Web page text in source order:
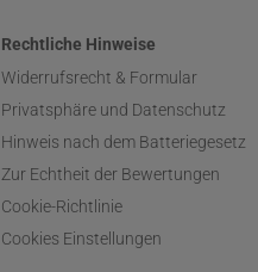
Rechtliche Hinweise
Widerrufsrecht & Formular
Privatsphäre und Datenschutz
Hinweis nach dem Batteriegesetz
Zur Echtheit der Bewertungen
Cookie-Richtlinie
Cookies Einstellungen